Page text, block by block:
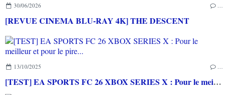
30/06/2026
[REVUE CINEMA BLU-RAY 4K] THE DESCENT
13/10/2025
[TEST] EA SPORTS FC 26 XBOX SERIES X : Pour le meilleur et pour le pire...